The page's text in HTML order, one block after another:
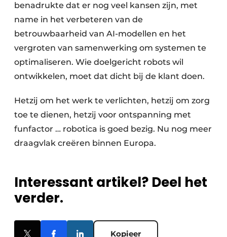
benadrukte dat er nog veel kansen zijn, met
name in het verbeteren van de
betrouwbaarheid van AI-modellen en het
vergroten van samenwerking om systemen te
optimaliseren. Wie doelgericht robots wil
ontwikkelen, moet dat dicht bij de klant doen.
Hetzij om het werk te verlichten, hetzij om zorg
toe te dienen, hetzij voor ontspanning met
funfactor … robotica is goed bezig. Nu nog meer
draagvlak creëren binnen Europa.
Interessant artikel? Deel het
verder.
Kopieer